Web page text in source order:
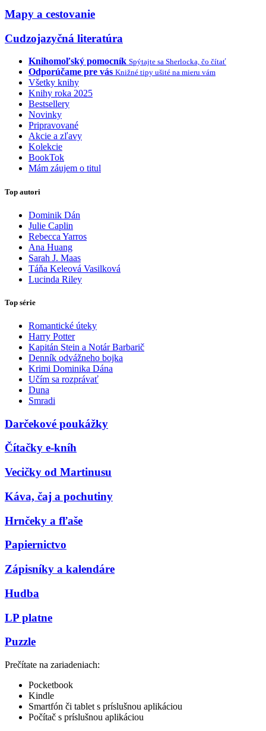
Mapy a cestovanie
Cudzojazyčná literatúra
Knihomoľský pomocník Spýtajte sa Sherlocka, čo čítať
Odporúčame pre vás Knižné tipy ušité na mieru vám
Všetky knihy
Knihy roka 2025
Bestsellery
Novinky
Pripravované
Akcie a zľavy
Kolekcie
BookTok
Mám záujem o titul
Top autori
Dominik Dán
Julie Caplin
Rebecca Yarros
Ana Huang
Sarah J. Maas
Táňa Keleová Vasilková
Lucinda Riley
Top série
Romantické úteky
Harry Potter
Kapitán Stein a Notár Barbarič
Denník odvážneho bojka
Krimi Dominika Dána
Učím sa rozprávať
Duna
Smradi
Darčekové poukážky
Čítačky e-kníh
Vecičky od Martinusu
Káva, čaj a pochutiny
Hrnčeky a fľaše
Papiernictvo
Zápisníky a kalendáre
Hudba
LP platne
Puzzle
Prečítate na zariadeniach:
Pocketbook
Kindle
Smartfón či tablet s príslušnou aplikáciou
Počítač s príslušnou aplikáciou